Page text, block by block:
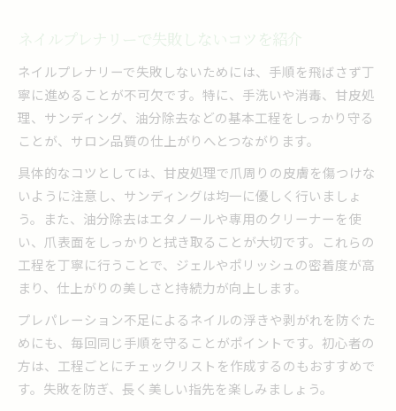
ネイルプレナリーで失敗しないコツを紹介
ネイルプレナリーで失敗しないためには、手順を飛ばさず丁
寧に進めることが不可欠です。特に、手洗いや消毒、甘皮処
理、サンディング、油分除去などの基本工程をしっかり守る
ことが、サロン品質の仕上がりへとつながります。
具体的なコツとしては、甘皮処理で爪周りの皮膚を傷つけな
いように注意し、サンディングは均一に優しく行いましょ
う。また、油分除去はエタノールや専用のクリーナーを使
い、爪表面をしっかりと拭き取ることが大切です。これらの
工程を丁寧に行うことで、ジェルやポリッシュの密着度が高
まり、仕上がりの美しさと持続力が向上します。
プレパレーション不足によるネイルの浮きや剥がれを防ぐた
めにも、毎回同じ手順を守ることがポイントです。初心者の
方は、工程ごとにチェックリストを作成するのもおすすめで
す。失敗を防ぎ、長く美しい指先を楽しみましょう。